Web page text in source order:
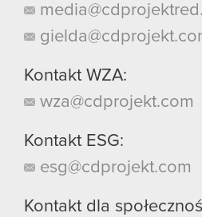
Kontakt WZA:
wza@cdprojekt.com
Kontakt ESG:
esg@cdprojekt.com
Kontakt dla